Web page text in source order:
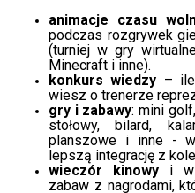
animacje czasu
podczas rozgrywek
(turniej w gry
Minecraft i inne).
konkurs wiedzy –
wiesz o trenerze
gry i zabawy: mini
stołowy, bilard,
planszowe i inne -
lepszą integrację z
wieczór kinowy i
zabaw z nagrodami,